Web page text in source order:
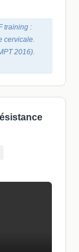
training :
cervicale.
2016).